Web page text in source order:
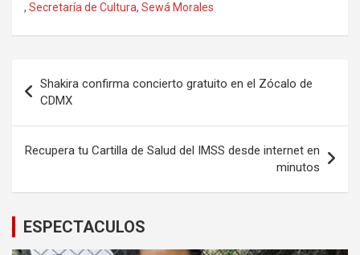
, Secretaría de Cultura, Sewá Morales
de
entradas
Shakira confirma concierto gratuito en el Zócalo de
CDMX
Recupera tu Cartilla de Salud del IMSS desde internet en
minutos
ESPECTACULOS